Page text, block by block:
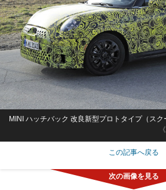
MINI ハッチバック 改良新型プロトタイプ（スク
この記事へ戻る